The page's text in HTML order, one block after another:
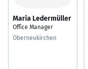
Maria Ledermüller
Office Manager
Oberneukirchen